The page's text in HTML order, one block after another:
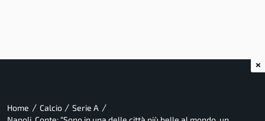
Home / Calcio / Serie A /
×